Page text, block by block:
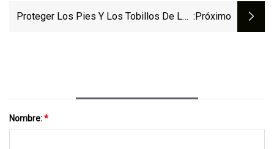
Especiales Para Aves Heridas De Sunshine
Proteger Los Pies Y Los Tobillos De Los :próximo
Nombre:*